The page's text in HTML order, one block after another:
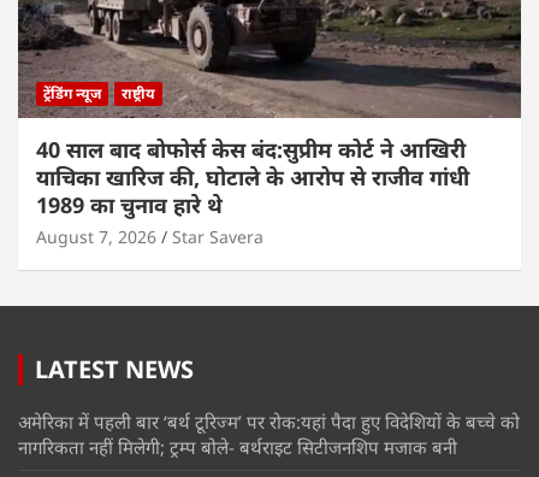
ट्रेंडिंग न्यूज राष्ट्रीय
40 साल बाद बोफोर्स केस बंद:सुप्रीम कोर्ट ने आखिरी
याचिका खारिज की, घोटाले के आरोप से राजीव गांधी
1989 का चुनाव हारे थे
August 7, 2026 Star Savera
LATEST NEWS
अमेरिका में पहली बार ‘बर्थ टूरिज्म’ पर रोक:यहां पैदा हुए विदेशियों के बच्चे को
नागरिकता नहीं मिलेगी; ट्रम्प बोले- बर्थराइट सिटीजनशिप मजाक बनी